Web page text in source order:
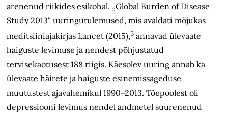
arenenud riikides esikohal. „Global Burden of Disease
Study 2013“ uuringutulemused, mis avaldati mõjukas
meditsiiniajakirjas Lancet (2015),5 annavad ülevaate
haiguste levimuse ja nendest põhjustatud
tervisekaotusest 188 riigis. Käesolev uuring annab ka
ülevaate häirete ja haiguste esinemissageduse
muutustest ajavahemikul 1990–2013. Tõepoolest oli
depressiooni levimus nendel andmetel suurenenud